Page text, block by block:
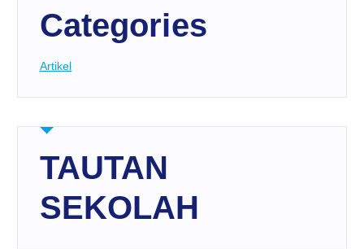
Categories
Artikel
TAUTAN
SEKOLAH